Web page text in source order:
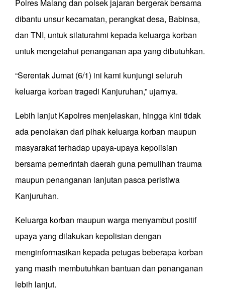
Polres Malang dan polsek jajaran bergerak bersama
dibantu unsur kecamatan, perangkat desa, Babinsa,
dan TNI, untuk silaturahmi kepada keluarga korban
untuk mengetahui penanganan apa yang dibutuhkan.
“Serentak Jumat (6/1) ini kami kunjungi seluruh
keluarga korban tragedi Kanjuruhan,” ujarnya.
Lebih lanjut Kapolres menjelaskan, hingga kini tidak
ada penolakan dari pihak keluarga korban maupun
masyarakat terhadap upaya-upaya kepolisian
bersama pemerintah daerah guna pemulihan trauma
maupun penanganan lanjutan pasca peristiwa
Kanjuruhan.
Keluarga korban maupun warga menyambut positif
upaya yang dilakukan kepolisian dengan
menginformasikan kepada petugas beberapa korban
yang masih membutuhkan bantuan dan penanganan
lebih lanjut.